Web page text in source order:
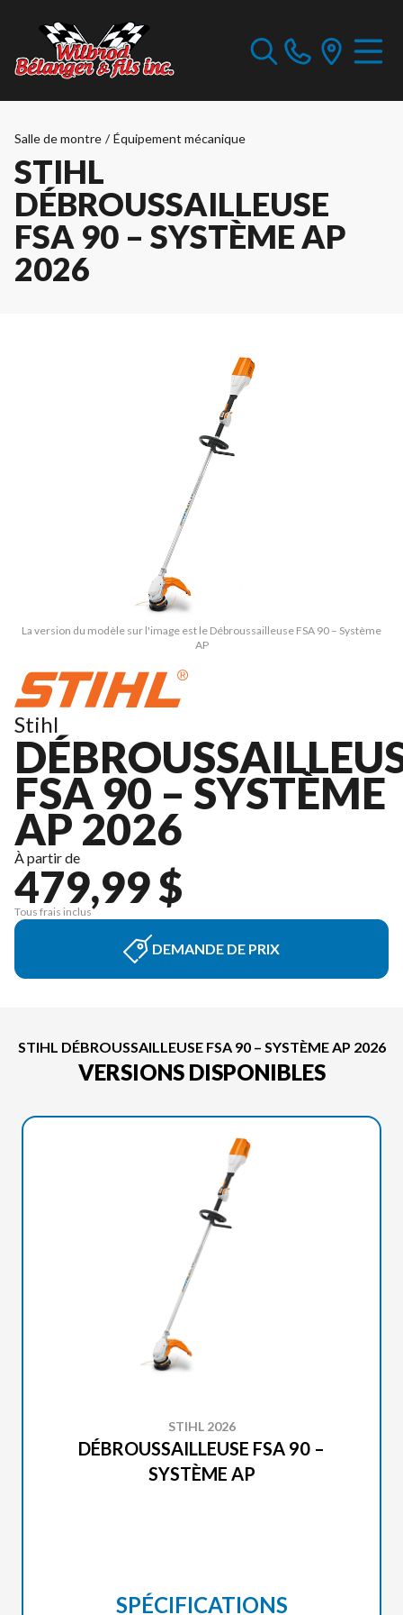
Salle de montre / Équipement mécanique
STIHL
DÉBROUSSAILLEUSE
FSA 90 – SYSTÈME AP
2026
La version du modèle sur l'image est le Débroussailleuse FSA 90 – Système
AP
Stihl
FSA 90 – SYSTÈME
AP 2026
À partir de
479,99 $
Tous frais inclus
DEMANDE DE PRIX
STIHL DÉBROUSSAILLEUSE FSA 90 – SYSTÈME AP 2026
VERSIONS DISPONIBLES
STIHL 2026
DÉBROUSSAILLEUSE FSA 90 –
SYSTÈME AP
SPÉCIFICATIONS